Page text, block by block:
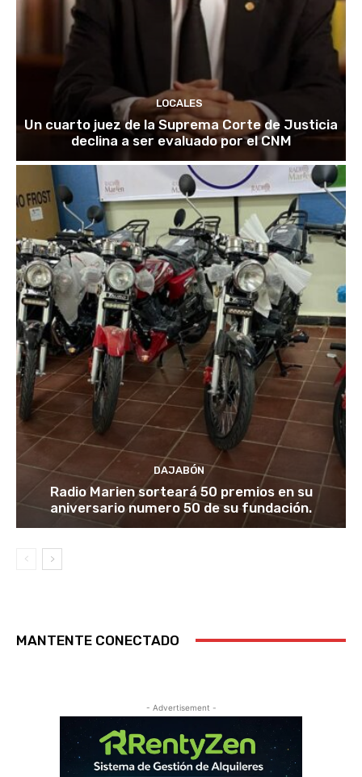
LOCALES
Un cuarto juez de la Suprema Corte de Justicia
declina a ser evaluado por el CNM
DAJABÓN
Radio Marien sorteará 50 premios en su
aniversario numero 50 de su fundación.
MANTENTE CONECTADO
- Advertisement -